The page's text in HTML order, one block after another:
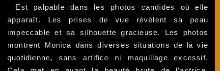
Est palpable dans les photos candides où elle
apparaît. Les prises de vue révèlent sa peau
impeccable et sa silhouette gracieuse. Les photos
montrent Monica dans diverses situations de la vie
quotidienne, sans artifice ni maquillage excessif.